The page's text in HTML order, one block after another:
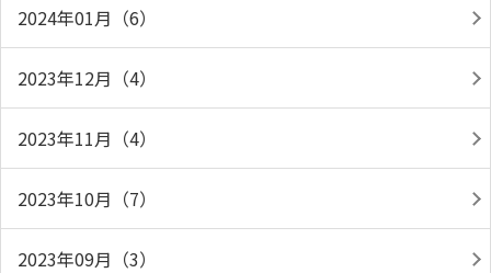
2024年01月（6）
2023年12月（4）
2023年11月（4）
2023年10月（7）
2023年09月（3）